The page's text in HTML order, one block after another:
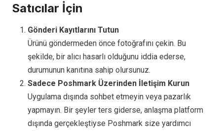
Satıcılar İçin
Gönderi Kayıtlarını Tutun
Ürünü göndermeden önce fotoğrafını çekin. Bu
şekilde, bir alıcı hasarlı olduğunu iddia ederse,
durumunun kanıtına sahip olursunuz.
Sadece Poshmark Üzerinden İletişim Kurun
Uygulama dışında sohbet etmeyin veya pazarlık
yapmayın. Bir şeyler ters giderse, anlaşma platform
dışında gerçekleştiyse Poshmark size yardımcı